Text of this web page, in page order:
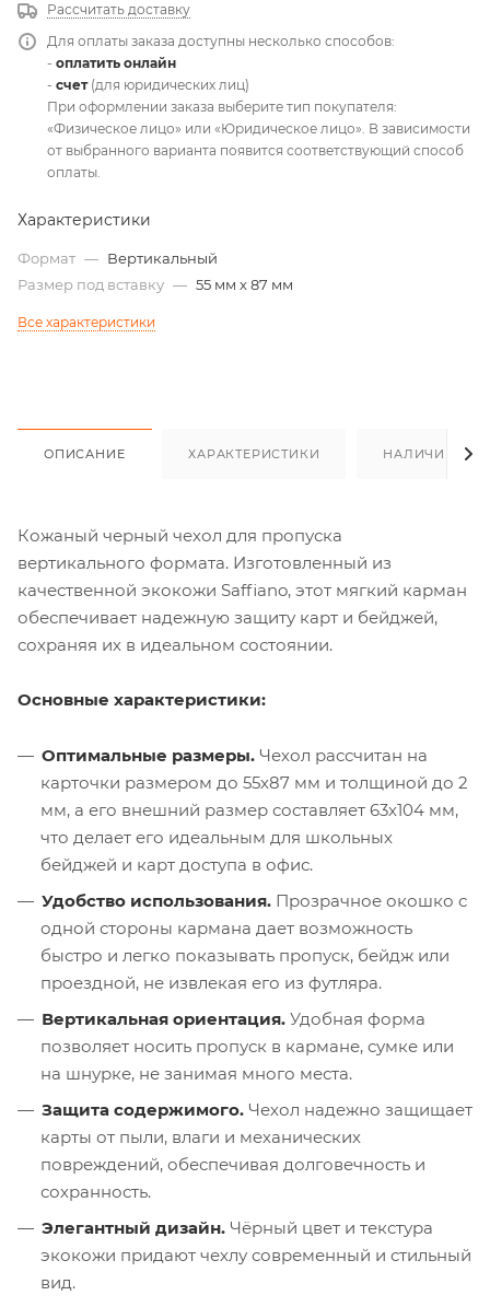
Рассчитать доставку
Для оплаты заказа доступны несколько способов:
- оплатить онлайн
- счет(для юридических лиц)
При оформлении заказа выберите тип покупателя:
«Физическое лицо» или «Юридическое лицо». В зависимости
от выбранного варианта появится соответствующий способ
оплаты.
Характеристики
Формат — Вертикальный
Размер под вставку — 55 мм х 87 мм
Все характеристики
ОПИСАНИЕ ХАРАКТЕРИСТИКИ НАЛИЧИЕ
Кожаный черный чехол для пропуска
вертикального формата. Изготовленный из
качественной экокожи Saffiano, этот мягкий карман
обеспечивает надежную защиту карт и бейджей,
сохраняя их в идеальном состоянии.
Основные характеристики:
Оптимальные размеры. Чехол рассчитан на
карточки размером до 55х87 мм и толщиной до 2
мм, а его внешний размер составляет 63х104 мм,
что делает его идеальным для школьных
бейджей и карт доступа в офис.
Удобство использования. Прозрачное окошко с
одной стороны кармана дает возможность
быстро и легко показывать пропуск, бейдж или
проездной, не извлекая его из футляра.
Вертикальная ориентация. Удобная форма
позволяет носить пропуск в кармане, сумке или
на шнурке, не занимая много места.
Защита содержимого. Чехол надежно защищает
карты от пыли, влаги и механических
повреждений, обеспечивая долговечность и
сохранность.
Элегантный дизайн. Чёрный цвет и текстура
экокожи придают чехлу современный и стильный
вид.